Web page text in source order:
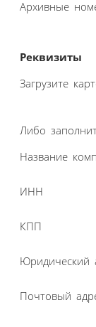
Архивные
Реквизиты
Загрузите
Либо
Название
ИНН
КПП
Юридический
Почтовый